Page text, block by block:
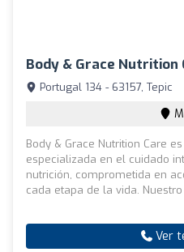
Body & Grace Nutrition
Portugal 134 - 63157, Tepic
Body & Grace Nutrition Care
especializada en el cuidado
nutrición, comprometida en
cada etapa de la vida. Nuestro
Ver